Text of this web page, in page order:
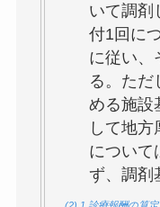
いて調剤
付1回に
に従い、
る。ただ
める施設
して地
について
ず、調剤